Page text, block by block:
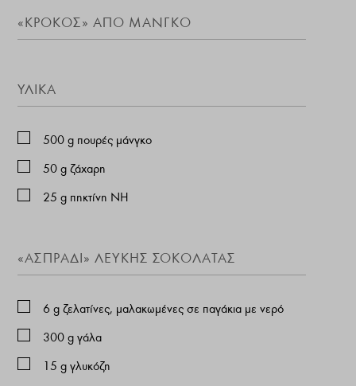
«ΚΡΌΚΟΣ» ΑΠΌ ΜΆΝΓΚΟ
ΥΛΙΚΆ
500 g πουρές μάνγκο
50 g ζάχαρη
25 g πηκτίνη ΝΗ
«ΑΣΠΡΆΔΙ» ΛΕΥΚΉΣ ΣΟΚΟΛΆΤΑΣ
6 g ζελατίνες, μαλακωμένες σε παγάκια με νερό
300 g γάλα
15 g γλυκόζη